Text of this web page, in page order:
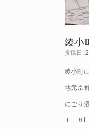
綾小
投稿日:
綾小町
地元京
にごり
１．８